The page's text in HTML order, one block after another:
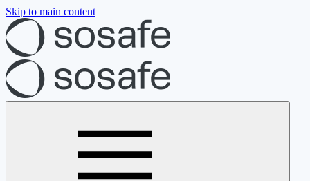
Skip to main content